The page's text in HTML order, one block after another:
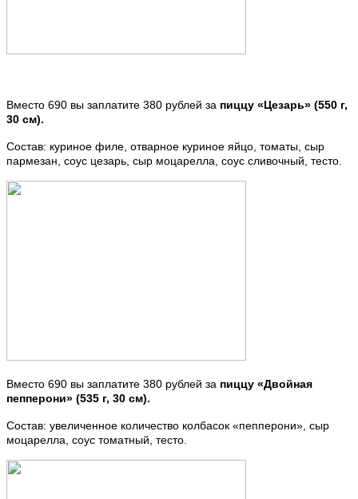
Вместо 690 вы заплатите 380 рублей за пиццу «Цезарь» (550 г,
30 см).
Состав: куриное филе, отварное куриное яйцо, томаты, сыр
пармезан, соус цезарь, сыр моцарелла, соус сливочный, тесто.
Вместо 690 вы заплатите 380 рублей за пиццу «Двойная
пепперони» (535 г, 30 см).
Состав: увеличенное количество колбасок «пепперони», сыр
моцарелла, соус томатный, тесто.